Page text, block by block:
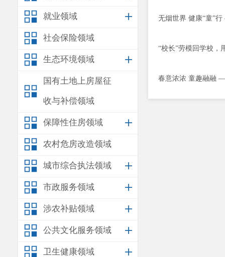
就业领域
社会保险领域
生态环境领域
国有土地上房屋征
收与补偿领域
保障性住房领域
农村危房改造领域
城市综合执法领域
市政服务领域
涉农补贴领域
公共文化服务领域
卫生健康领域
无烟世界 健康“童”
“校长”劳模回学校，
春意浓浓 童趣融融